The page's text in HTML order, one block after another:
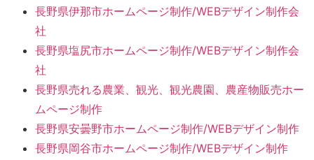
長野県伊那市ホームページ制作/WEBデザイン制作会
社
長野県塩尻市ホームページ制作/WEBデザイン制作会
社
長野県売れる農業、観光、観光農園、農産物販売ホー
ムページ制作
長野県安曇野市ホームページ制作/WEBデザイン制作
長野県岡谷市ホームページ制作/WEBデザイン制作